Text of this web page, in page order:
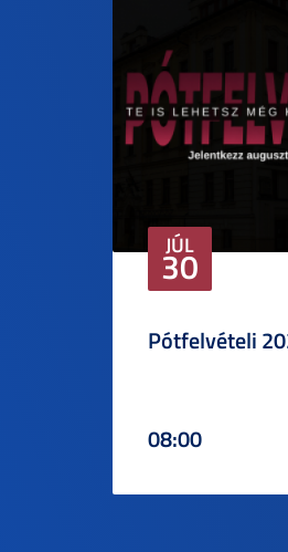
JÚL
30
Pótfelvételi
08:00